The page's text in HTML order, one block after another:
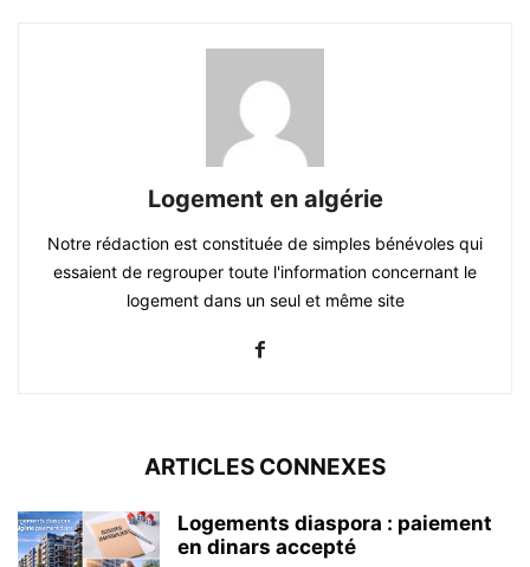
Logement en algérie
Notre rédaction est constituée de simples bénévoles qui
essaient de regrouper toute l'information concernant le
logement dans un seul et même site
ARTICLES CONNEXES
Logements diaspora : paiement
en dinars accepté